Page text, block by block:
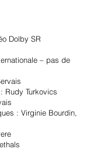
Dolby SR
– pas de
Rudy Turkovics
: Virginie Bourdin,